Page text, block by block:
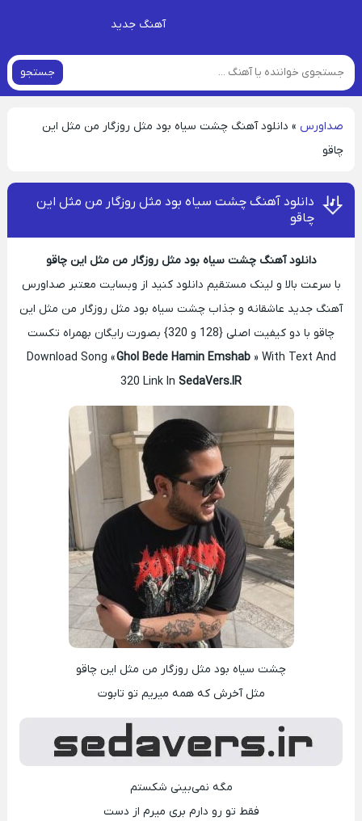
آهنگ جدید
جستجو
صداورس » دانلود آهنگ چشت سیاه بود مثل روزگار من مثل این
چاقو
دانلود آهنگ چشت سیاه بود مثل روزگار من مثل این
چاقو
دانلود آهنگ چشت سیاه بود مثل روزگار من مثل این چاقو
با سرعت بالا و لینک مستقیم دانلود کنید از وبسایت معتبر صداورس
آهنگ جدید عاشقانه و جذاب چشت سیاه بود مثل روزگار من مثل این
چاقو با دو کیفیت اصلی {128 و 320} بصورت رایگان بهمراه تکست
Download Song «​Ghol Bede Hamin Emshab» With Text And
320 Link In SedaVers.IR
چشت سیاه بود مثل روزگار من مثل این چاقو
مثل آخرش که همه میریم تو تابوت
مگه نمی‌بینی شکستم
فقط تو رو دارم بری میرم از دست